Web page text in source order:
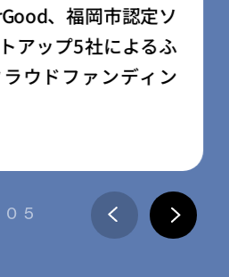
、郡山市の「社
援プログラム」採
ロジェクトの寄附
05